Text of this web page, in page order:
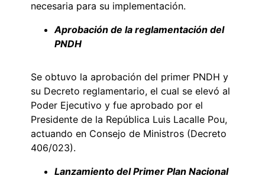
necesaria para su implementación.
Aprobación de la reglamentación del
PNDH
Se obtuvo la aprobación del primer PNDH y
su Decreto reglamentario, el cual se elevó al
Poder Ejecutivo y fue aprobado por el
Presidente de la República Luis Lacalle Pou,
actuando en Consejo de Ministros (Decreto
406/023).
Lanzamiento del Primer Plan Nacional